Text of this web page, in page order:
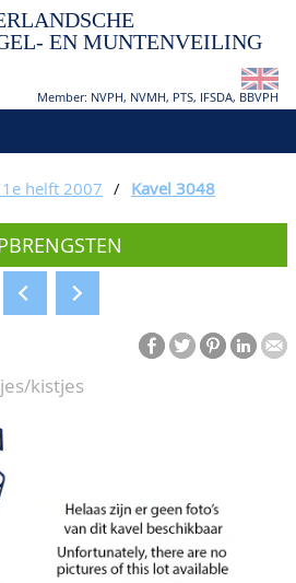
EN MUNTENVEILING
Member: NVPH, NVMH, PTS, IFSDA, BBVPH
helft 2007 / Kavel 3048
kistjes